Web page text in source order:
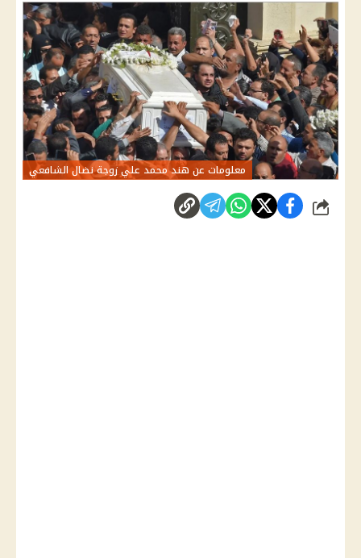
معلومات عن هند محمد علي زوجة نضال الشافعي
شارك